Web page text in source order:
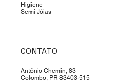
Higiene
Semi Jóias
CONTATO
Antônio Chemin, 83
Colombo, PR 83403-515